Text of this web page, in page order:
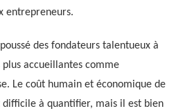
entrepreneurs.
des fondateurs talentueux à
accueillantes comme
Le coût humain et économique de
à quantifier, mais il est bien